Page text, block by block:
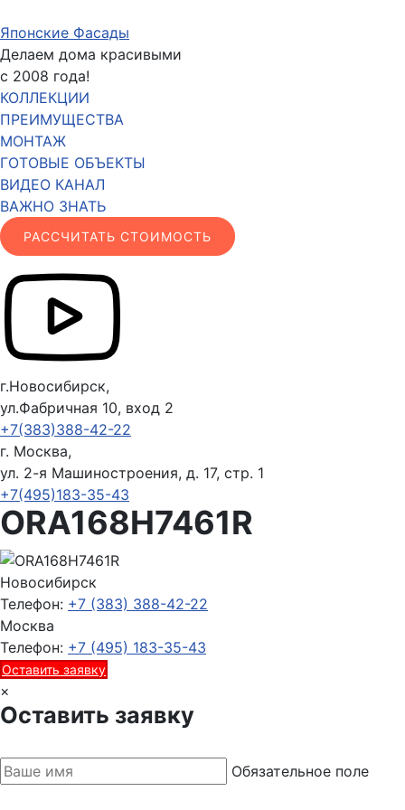
Японские Фасады
Делаем дома красивыми
с 2008 года!
КОЛЛЕКЦИИ
ПРЕИМУЩЕСТВА
МОНТАЖ
ГОТОВЫЕ ОБЪЕКТЫ
ВИДЕО КАНАЛ
ВАЖНО ЗНАТЬ
РАССЧИТАТЬ СТОИМОСТЬ
г.Новосибирск,
ул.Фабричная 10, вход 2
+7(383)388-42-22
г. Москва,
ул. 2-я Машиностроения, д. 17, стр. 1
+7(495)183-35-43
ORA168H7461R
Новосибирск
Телефон: +7 (383) 388-42-22
Москва
Телефон: +7 (495) 183-35-43
Оставить заявку
×
Оставить заявку
Обязательное поле